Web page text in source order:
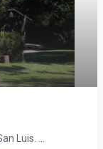
Luis. ...